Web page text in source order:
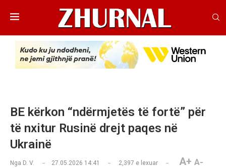
BE kërkon “ndërmjetës të fortë” për
të nxitur Rusinë drejt paqes në
Ukrainë
Nga D. V. 27.05.2026 14:41 2,397 e lexuar A+ A-